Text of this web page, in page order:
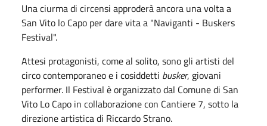
Una ciurma di circensi approderà ancora una volta a
San Vito lo Capo per dare vita a "Naviganti - Buskers
Festival".
Attesi protagonisti, come al solito, sono gli artisti del
circo contemporaneo e i cosiddetti busker, giovani
performer. Il Festival è organizzato dal Comune di San
Vito Lo Capo in collaborazione con Cantiere 7, sotto la
direzione artistica di Riccardo Strano.